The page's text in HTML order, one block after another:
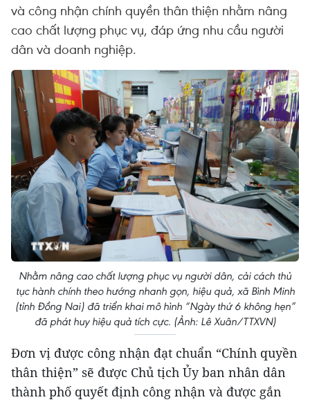
và công nhận chính quyền thân thiện nhằm nâng
cao chất lượng phục vụ, đáp ứng nhu cầu người
dân và doanh nghiệp.
Nhằm nâng cao chất lượng phục vụ người dân, cải cách thủ
tục hành chính theo hướng nhanh gọn, hiệu quả, xã Bình Minh
(tỉnh Đồng Nai) đã triển khai mô hình “Ngày thứ 6 không hẹn”
đã phát huy hiệu quả tích cực. (Ảnh: Lê Xuân/TTXVN)
Đơn vị được công nhận đạt chuẩn “Chính quyền
thân thiện” sẽ được Chủ tịch Ủy ban nhân dân
thành phố quyết định công nhận và được gắn